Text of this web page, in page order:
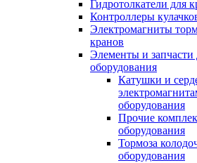
Гидротолкатели для
Контроллеры
Электромагниты
кранов
Элементы и запчасти
оборудования
Катушки и
оборудования
Прочие
оборудования
Тормоза
оборудования